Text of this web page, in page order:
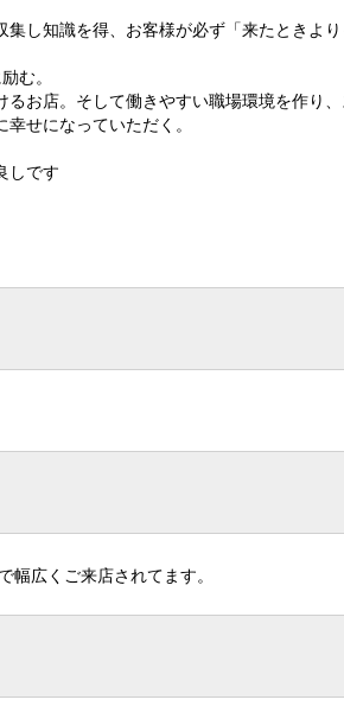
し知識を得、お客様が必ず「来たときよ
む。
お店。そして働きやすい職場環境を作り
せになっていただく。
しです
広くご来店されてます。